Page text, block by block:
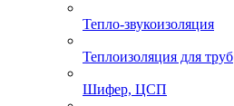
Тепло-звукоизоляция
Теплоизоляция для труб
Шифер, ЦСП